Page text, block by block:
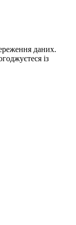
даних.
із